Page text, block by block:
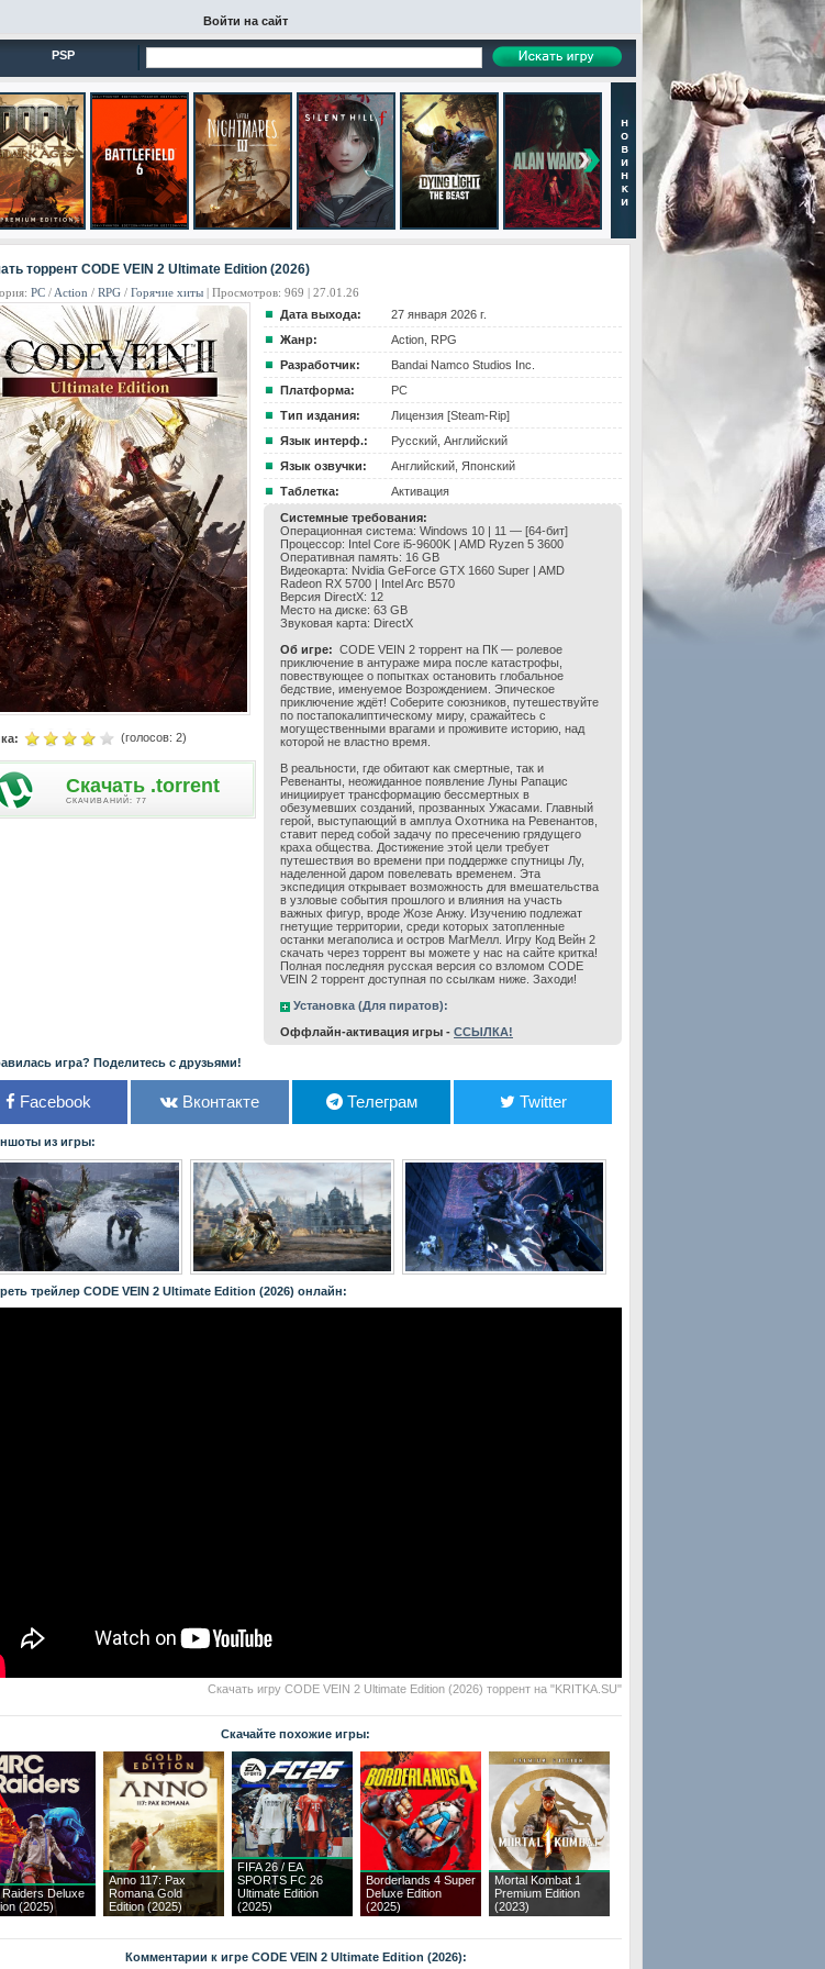
Войти на сайт
PSP
торрент CODE VEIN 2 Ultimate Edition (2026)
PC / Action / RPG / Горячие хиты | Просмотров: 969 | 27.01.26
(голосов: 2)
Скачать .torrent
CКАЧИВАНИЙ: 77
Дата выхода:
27 января 2026 г.
Жанр:
Action, RPG
Разработчик:
Bandai Namco Studios Inc.
Платформа:
PC
Тип издания:
Лицензия [Steam-Rip]
Язык интерф.:
Русский, Английский
Язык озвучки:
Английский, Японский
Таблетка:
Активация
Системные требования:
Операционная система: Windows 10 | 11 — [64-бит]
Процессор: Intel Core i5-9600K | AMD Ryzen 5 3600
Оперативная память: 16 GB
Видеокарта: Nvidia GeForce GTX 1660 Super | AMD
Radeon RX 5700 | Intel Arc B570
Версия DirectX: 12
Место на диске: 63 GB
Звуковая карта: DirectX
Об игре: CODE VEIN 2 торрент на ПК — ролевое
приключение в антураже мира после катастрофы,
повествующее о попытках остановить глобальное
бедствие, именуемое Возрождением. Эпическое
приключение ждёт! Соберите союзников, путешествуйте
по постапокалиптическому миру, сражайтесь с
могущественными врагами и проживите историю, над
которой не властно время.
В реальности, где обитают как смертные, так и
Ревенанты, неожиданное появление Луны Рапацис
инициирует трансформацию бессмертных в
обезумевших созданий, прозванных Ужасами. Главный
герой, выступающий в амплуа Охотника на Ревенантов,
ставит перед собой задачу по пресечению грядущего
краха общества. Достижение этой цели требует
путешествия во времени при поддержке спутницы Лу,
наделенной даром повелевать временем. Эта
экспедиция открывает возможность для вмешательства
в узловые события прошлого и влияния на участь
важных фигур, вроде Жозе Анжу. Изучению подлежат
гнетущие территории, среди которых затопленные
останки мегаполиса и остров МагМелл. Игру Код Вейн 2
скачать через торрент вы можете у нас на сайте критка!
Полная последняя русская версия со взломом CODE
VEIN 2 торрент доступная по ссылкам ниже. Заходи!
Установка (Для пиратов):
Оффлайн-активация игры - ССЫЛКА!
игра? Поделитесь с друзьями!
Facebook Вконтакте Телеграм Twitter
из игры:
трейлер CODE VEIN 2 Ultimate Edition (2026) онлайн:
Скачать игру CODE VEIN 2 Ultimate Edition (2026) торрент на "KRITKA.SU"
Скачайте похожие игры:
Deluxe
(2025)
Anno 117: Pax
Romana Gold
Edition (2025)
FIFA 26 / EA
SPORTS FC 26
Ultimate Edition
(2025)
Borderlands 4 Super
Deluxe Edition
(2025)
Mortal Kombat 1
Premium Edition
(2023)
Комментарии к игре CODE VEIN 2 Ultimate Edition (2026):